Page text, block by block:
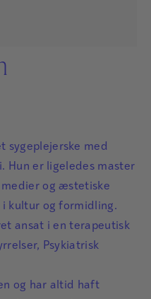
sygeplejerske med
Hun er ligeledes master
og æstetiske
i kultur og formidling.
ansat i en terapeutisk
Psykiatrisk
og har altid haft